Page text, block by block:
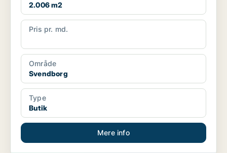
2.006 m2
Pris pr. md.
Område
Svendborg
Type
Butik
Mere info